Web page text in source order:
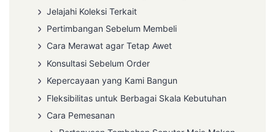
Jelajahi Koleksi Terkait
Pertimbangan Sebelum Membeli
Cara Merawat agar Tetap Awet
Konsultasi Sebelum Order
Kepercayaan yang Kami Bangun
Fleksibilitas untuk Berbagai Skala Kebutuhan
Cara Pemesanan